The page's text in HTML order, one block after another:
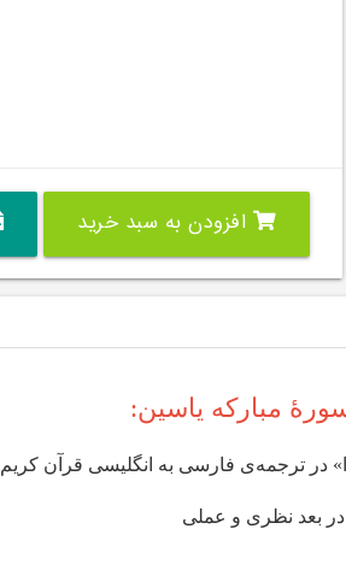
افزودن به سبد خرید
مبارکه یاسین:
در ترجمه‌ی فارسی به انگلیسی قرآن کریم
در بعد نظری و عملی